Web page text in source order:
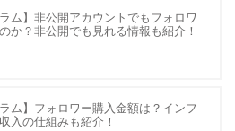
ム】非公開アカウントでもフォロワ
か？非公開でも見れる情報も紹介！
ラム】フォロワー購入金額は？インフ
入の仕組みも紹介！